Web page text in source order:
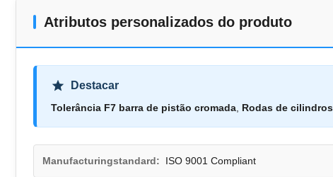
Atributos personalizados do produto
Destacar
Tolerância F7 barra de pistão cromada Rodas de
Manufacturingstandard: ISO 9001 Compliant